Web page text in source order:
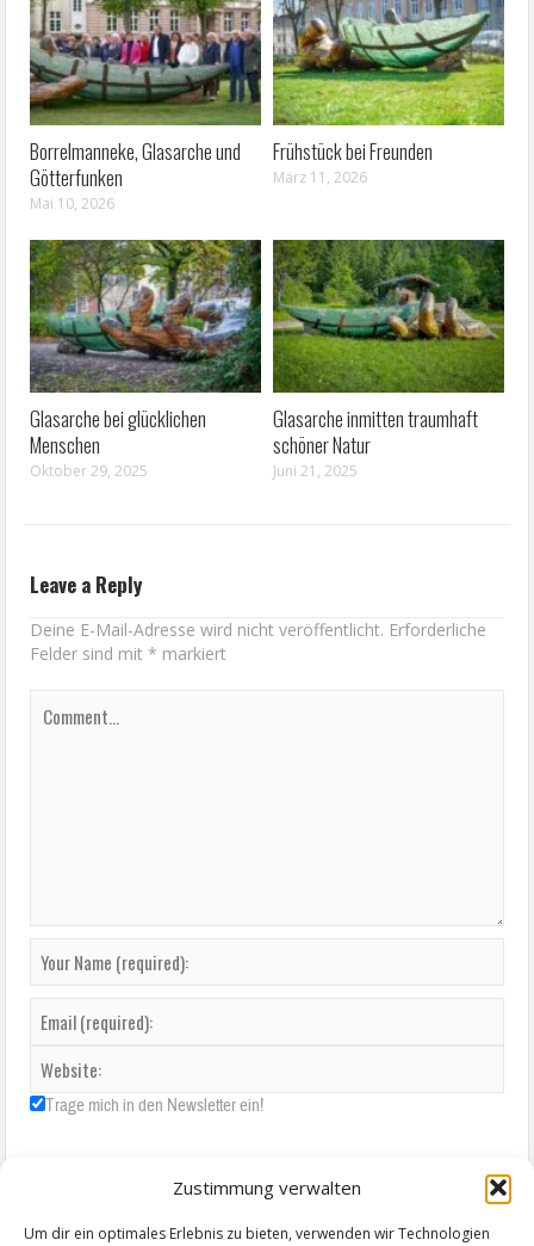
Zustimmung verwalten
Um dir ein optimales Erlebnis zu bieten, verwenden wir Technologien
Borrelmanneke, Glasarche und
Götterfunken
Mai 10, 2026
Frühstück bei Freunden
März 11, 2026
Glasarche bei glücklichen
Menschen
Oktober 29, 2025
Glasarche inmitten traumhaft
schöner Natur
Juni 21, 2025
Leave a Reply
Deine E-Mail-Adresse wird nicht veröffentlicht. Erforderliche
Felder sind mit* markiert
Trage mich in den Newsletter ein!